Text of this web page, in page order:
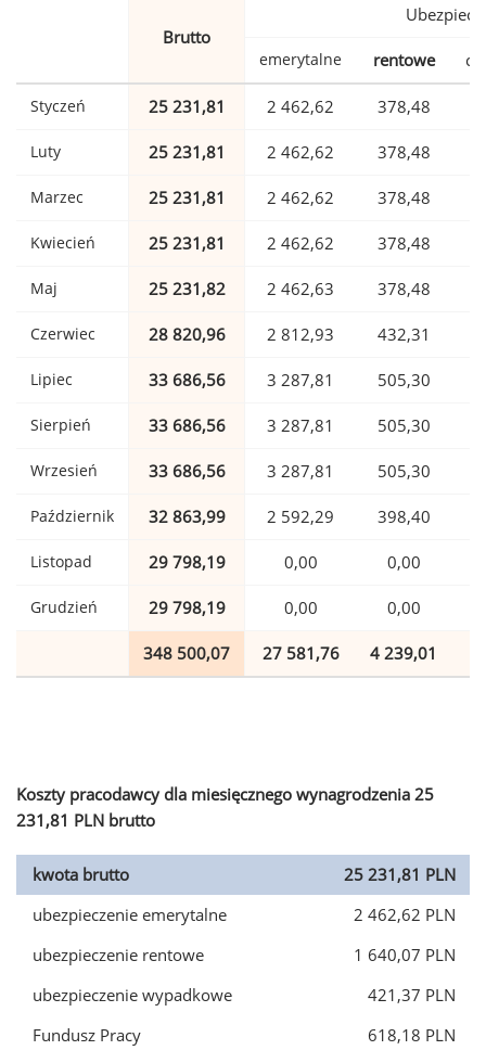
Brutto
emerytalne rentowe
Styczeń 25 231,81 2 462,62 378,48
Luty 25 231,81 2 462,62 378,48
Marzec 25 231,81 2 462,62 378,48
Kwiecień 25 231,81 2 462,62 378,48
Maj 25 231,82 2 462,63 378,48
Czerwiec 28 820,96 2 812,93 432,31
Lipiec 33 686,56 3 287,81 505,30
Sierpień 33 686,56 3 287,81 505,30
Wrzesień 33 686,56 3 287,81 505,30
Październik 32 863,99 2 592,29 398,40
Listopad 29 798,19 0,00 0,00
Grudzień 29 798,19 0,00 0,00
348 500,07 27 581,76 4 239,01
Koszty pracodawcy dla miesięcznego wynagrodzenia 25
231,81 PLN brutto
kwota brutto
25 231,81 PLN
ubezpieczenie emerytalne
2 462,62 PLN
ubezpieczenie rentowe
1 640,07 PLN
ubezpieczenie wypadkowe
421,37 PLN
Fundusz Pracy
618,18 PLN